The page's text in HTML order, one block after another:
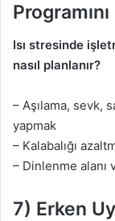
Isı stresinde
nasıl planlanır?
– Aşılama, sevk,
yapmak
– Kalabalığı
– Dinlenme alanı
7) Erken